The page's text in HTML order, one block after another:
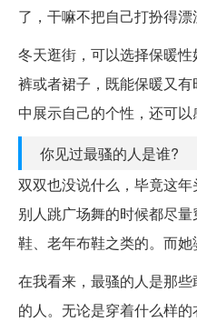
了，干嘛不把自己打扮得漂
冬天逛街，可以选择保暖
裤或者裙子，既能保暖又
中展示自己的个性，还可以
你见过最骚的人是谁?
双双也没说什么，毕竟这
别人跳广场舞的时候都尽
鞋、老年布鞋之类的。而
在我看来，最骚的人是那
的人。无论是穿着什么样